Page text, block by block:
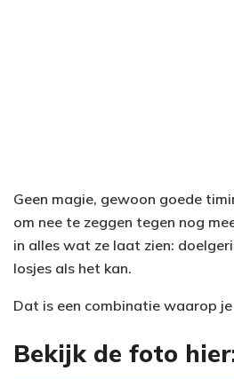
Geen magie, gewoon goede
om nee te zeggen tegen nog
in alles wat ze laat zien:
losjes als het kan.
Dat is een combinatie waarop
Bekijk de foto